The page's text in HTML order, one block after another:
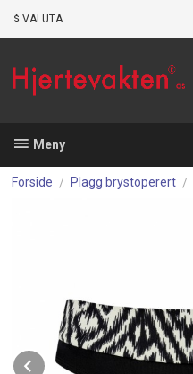
VALUTA
Meny
Forside Plagg brystoperert
Prev